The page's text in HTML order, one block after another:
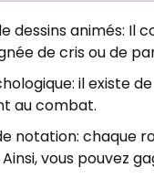
dessins animés: Il
de cris ou de
il existe
au combat.
notation: chaque
vous pouvez